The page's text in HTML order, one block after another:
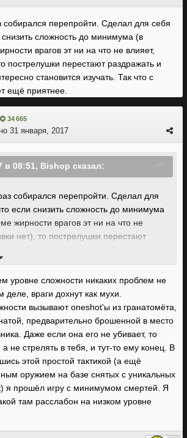
собирался перепройти. Сделал для себя
снизить сложность до минимума (в
врагов эт ни на что не влияет,
пострелушки перестают раздражать и
становится изучать. Так что с
ещё приятнее.
34 665
31 января, 2017
в 08:51, Bishop сказал:
собирался перепройти. Сделал для
если снизить сложность до минимума
жирности врагов эт ни на что не
нет), то пострелушки перестают
паком текстур будет ещё приятнее.
уровне сложности никаких проблем не
деле, враги дохнут как мухи.
вызывают oneshot'ы из гранатомёта,
предварительно брошенной в место
Даже если она его не убивает, то
а не стрелять в тебя, и тут-то ему конец. В
этой простой тактикой (а ещё
оружием на базе снятых с уникальных
я прошёл игру с минимумом смертей. Я
там расслабон на низком уровне